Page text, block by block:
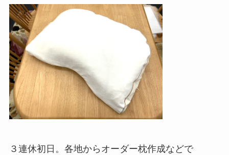
３連休初日。各地からオーダー枕作成などで